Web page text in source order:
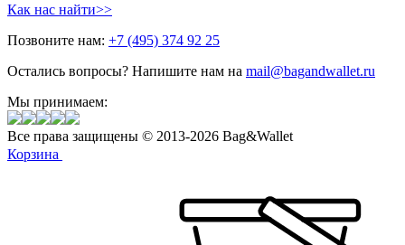
Как нас найти>>
Позвоните нам: +7 (495) 374 92 25
Остались вопросы? Напишите нам на mail@bagandwallet.ru
Мы принимаем:
Все права защищены © 2013-2026 Bag&Wallet
Корзина